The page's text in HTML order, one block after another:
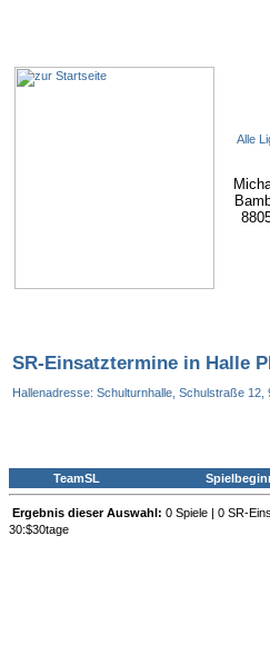
Alle
SR-Einsatztermine in Halle
Hallenadresse: Schulturnhalle, Schulstraße 12,
TeamSL
Ergebnis dieser Auswahl: 0 Spiele | 0 SR-
30:$30tage